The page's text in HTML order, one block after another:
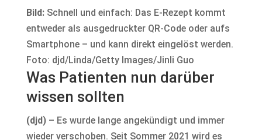
Bild:Schnell und einfach: Das E-Rezept kommt
entweder als ausgedruckter QR-Code oder aufs
Smartphone – und kann direkt eingelöst werden.
Foto: djd/Linda/Getty Images/Jinli Guo
Was Patienten nun darüber
wissen sollten
(djd)– Es wurde lange angekündigt und immer
wieder verschoben. Seit Sommer 2021 wird es